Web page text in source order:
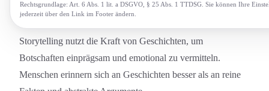
Rechtsgrundlage: Art. 6 Abs. 1 lit. a DSGVO, § 25 Abs. 1 TTDSG. Sie können Ihre
jederzeit über den Link im Footer ändern.
Storytelling nutzt die Kraft von Geschichten, um
Botschaften einprägsam und emotional zu vermitteln.
Menschen erinnern sich an Geschichten besser als an reine